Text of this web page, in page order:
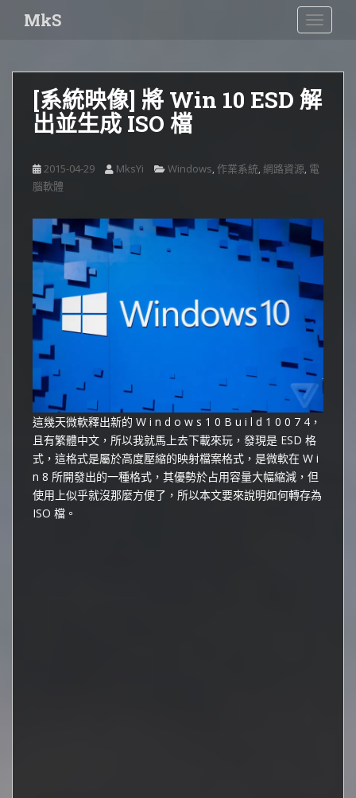
MkS
[系統映像] 將 Win 10 ESD 解
出並生成 ISO 檔
2015-04-29 MksYi Windows, 作業系統, 網路資源, 電
腦軟體
這幾天微軟釋出新的 W i n d o w s 1 0 B u i l d 1 0 0 7 4，
且有繁體中文，所以我就馬上去下載來玩，發現是 ESD 格
式，這格式是屬於高度壓縮的映射檔案格式，是微軟在 W i
n 8 所開發出的一種格式，其優勢於占用容量大幅縮減，但
使用上似乎就沒那麼方便了，所以本文要來說明如何轉存為
ISO 檔。